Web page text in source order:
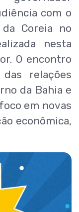
com o
Coreia no
nesta
O encontro
relações
da Bahia e
em novas
econômica,